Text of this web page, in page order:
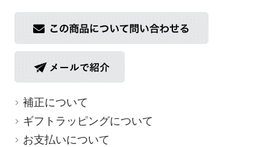
補正について
ギフトラッピングについて
お支払いについて